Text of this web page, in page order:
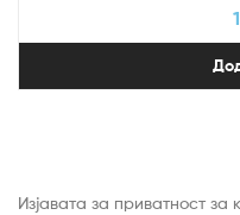
Изјавата за приватност